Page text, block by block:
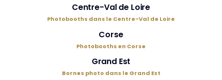
Centre-Val de Loire
Photobooths dans le Centre-Val de Loire
Corse
Photobooths en Corse
Grand Est
Bornes photo dans le Grand Est